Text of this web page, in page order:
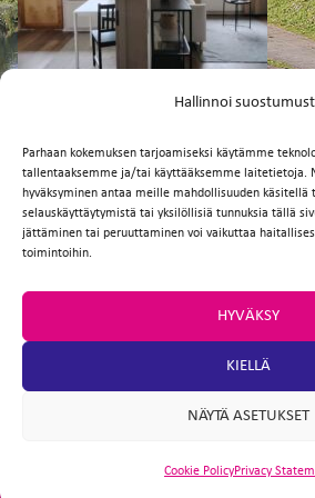
Hallinnoi
Parhaan kokemuksen tarjoamiseksi käytämme
tallentaaksemme ja/tai käyttääksemme laitetietoja.
hyväksyminen antaa meille mahdollisuuden käsitellä
selauskäyttäytymistä tai yksilöllisiä tunnuksia tällä
jättäminen tai peruuttaminen voi vaikuttaa
toimintoihin.
HYVÄKSY
KIELLÄ
NÄYTÄ ASETUKSET
Cookie PolicyPrivacy
FI
Facebook
TwitterEmailWhatsApp